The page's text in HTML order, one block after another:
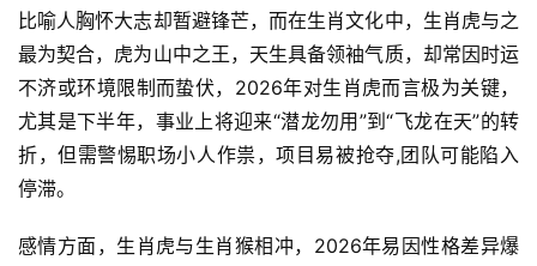
比喻人胸怀大志却暂避锋芒，而在生肖文化中，生肖虎与之
最为契合，虎为山中之王，天生具备领袖气质，却常因时运
不济或环境限制而蛰伏，2026年对生肖虎而言极为关键，
尤其是下半年，事业上将迎来“潜龙勿用”到“飞龙在天”的转
折，但需警惕职场小人作祟，项目易被抢夺,团队可能陷入
停滞。
感情方面，生肖虎与生肖猴相冲，2026年易因性格差异爆